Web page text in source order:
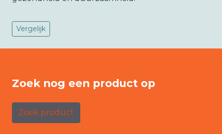
Vergelijk
Zoek nog een product op
Zoek product